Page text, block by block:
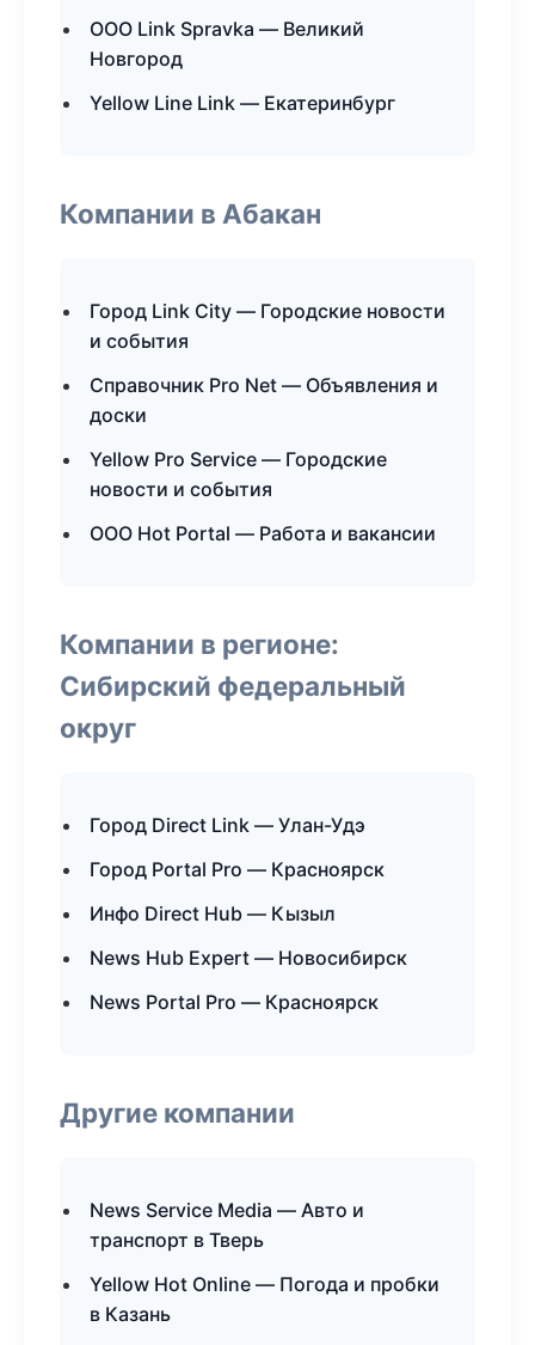
ООО Link Spravka — Великий
Новгород
Yellow Line Link — Екатеринбург
Компании в Абакан
Город Link City — Городские новости
и события
Справочник Pro Net — Объявления и
доски
Yellow Pro Service — Городские
новости и события
ООО Hot Portal — Работа и вакансии
Компании в регионе:
Сибирский федеральный
округ
Город Direct Link — Улан-Удэ
Город Portal Pro — Красноярск
Инфо Direct Hub — Кызыл
News Hub Expert — Новосибирск
News Portal Pro — Красноярск
Другие компании
News Service Media — Авто и
транспорт в Тверь
Yellow Hot Online — Погода и пробки
в Казань